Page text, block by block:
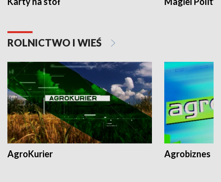
ROLNICTWO I WIEŚ
AgroKurier Agrobiznes